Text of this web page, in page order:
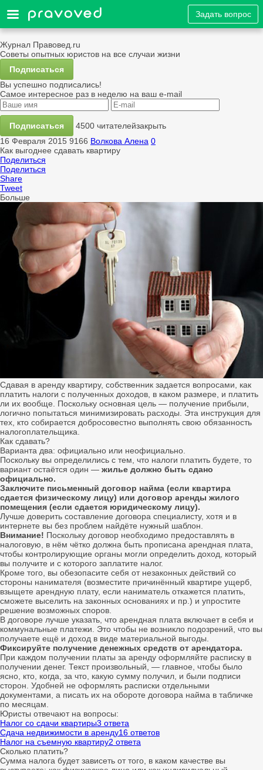
Задать вопрос
Журнал Правовед.ru
Советы опытных юристов на все случаи жизни
Подписаться
Вы успешно подписались!
Самое интересное раз в неделю на ваш e-mail
Подписаться 4500 читателейзакрыть
16 Февраля 2015 9166 Волкова Алена 0
Как выгоднее сдавать квартиру
Поделиться
Поделиться
Share
Tweet
Больше
Сдавая в аренду квартиру, собственник задается вопросами, как
платить налоги с полученных доходов, в каком размере, и платить
ли их вообще. Поскольку основная цель ― получение прибыли,
логично попытаться минимизировать расходы. Эта инструкция для
тех, кто собирается добросовестно выполнять свою обязанность
налогоплательщика.
Как сдавать?
Варианта два: официально или неофициально.
Поскольку вы определились с тем, что налоги платить будете, то
вариант остаётся один ― жилье должно быть сдано
официально.
Заключите письменный договор найма (если квартира
сдается физическому лицу) или договор аренды жилого
помещения (если сдается юридическому лицу).
Лучше доверить составление договора специалисту, хотя и в
интернете вы без проблем найдёте нужный шаблон.
Внимание! Поскольку договор необходимо предоставлять в
налоговую, в нём чётко должна быть прописана арендная плата,
чтобы контролирующие органы могли определить доход, который
вы получите и с которого заплатите налог.
Кроме того, вы обезопасите себя от незаконных действий со
стороны нанимателя (возместите причинённый квартире ущерб,
взыщете арендную плату, если наниматель откажется платить,
сможете выселить на законных основаниях и пр.) и упростите
решение возможных споров.
В договоре лучше указать, что арендная плата включает в себя и
коммунальные платежи. Это чтобы не возникло подозрений, что вы
получаете ещё и доход в виде материальной выгоды.
Фиксируйте получение денежных средств от арендатора.
При каждом получении платы за аренду оформляйте расписку в
получении денег. Текст произвольный, ― главное, чтобы было
ясно, кто, когда, за что, какую сумму получил, и были подписи
сторон. Удобней не оформлять расписки отдельными
документами, а писать их на обороте договора найма в табличке
по месяцам.
Юристы отвечают на вопросы:
Налог со сдачи квартиры3 ответа
Сдача недвижимости в аренду16 ответов
Налог на съемную квартиру2 ответа
Сколько платить?
Сумма налога будет зависеть от того, в каком качестве вы